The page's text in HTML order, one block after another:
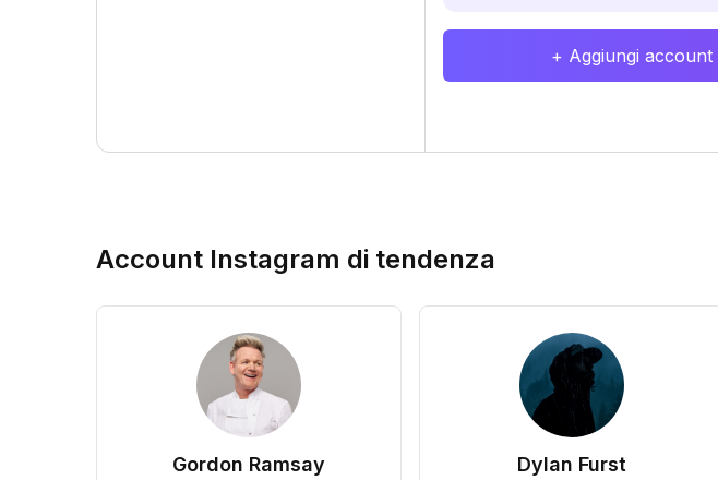
+ Aggiungi
Account Instagram di tendenza
Gordon Ramsay Dylan Furst